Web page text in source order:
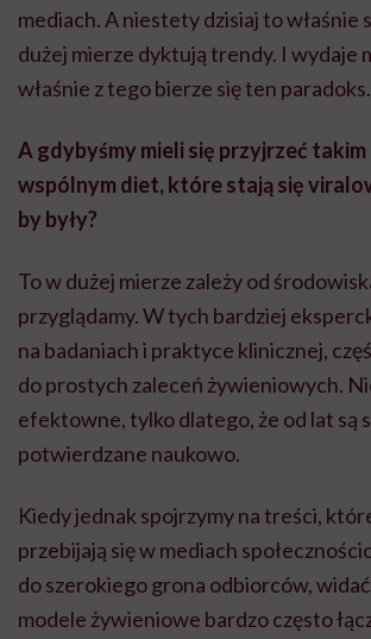
mediach. A niestety dzisiaj to właśnie
dużej mierze dyktują trendy. I wydaje
właśnie z tego bierze się ten paradoks.
A gdybyśmy mieli się przyjrzeć takim
wspólnym diet, które stają się
by były?
To w dużej mierze zależy od
przyglądamy. W tych bardziej
na badaniach i praktyce klinicznej,
do prostych zaleceń żywieniowych.
efektowne, tylko dlatego, że od lat są
potwierdzane naukowo.
Kiedy jednak spojrzymy na treści,
przebijają się w mediach
do szerokiego grona odbiorców,
modele żywieniowe bardzo często